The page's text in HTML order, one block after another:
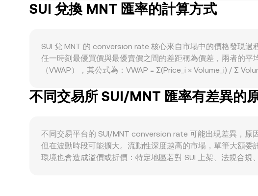
或避險情緒升溫）會放大短期波動；作為報價資產的 MNT 強
滑。監管事件也可能帶來急劇變動，例如針對中心化平台的
都可能在短期內擾動 SUI/MNT 的 conversion rate。
SUI 兌換 MNT 匯率的計算方式
SUI 兌 MNT 的 conversion rate 核心來自市場中的價格發現
任一時刻最優買價與最優賣價之間的差距稱為價差，兩者的
（VWAP），其公式為：VWAP = Σ(Price_i × Volume_i) / Σ
y = k 維持池中兩種資產的乘積不變，當池內資產比例變動時
而影響即時成交價格。綜合來看，撮合式訂單簿的最新成交
不同交易所 SUI/MNT 匯率有差異的
不同交易平台的 SUI/MNT conversion rate 可能出現差異，
但在波動時段可能擴大。流動性深度越高的市場，單筆大額
環境也會造成溢價或折價：特定地區若對 SUI 上架、法規合